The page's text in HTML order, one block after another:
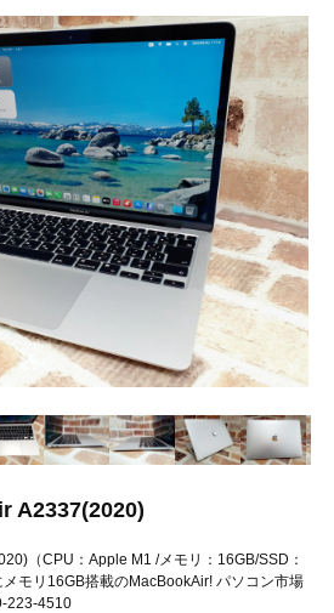
A2337(2020)
（CPU：Apple M1 /メモリ：16GB/SSD：
モリ16GB搭載のMacBookAir! パソコン市場
223-4510